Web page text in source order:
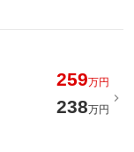
259万円
238万円